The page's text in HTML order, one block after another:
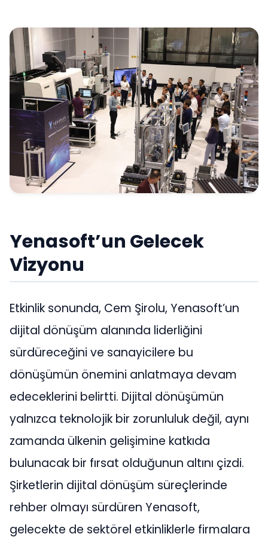
Yenasoft’un Gelecek
Vizyonu
Etkinlik sonunda, Cem Şirolu, Yenasoft’un
dijital dönüşüm alanında liderliğini
sürdüreceğini ve sanayicilere bu
dönüşümün önemini anlatmaya devam
edeceklerini belirtti. Dijital dönüşümün
yalnızca teknolojik bir zorunluluk değil, aynı
zamanda ülkenin gelişimine katkıda
bulunacak bir fırsat olduğunun altını çizdi.
Şirketlerin dijital dönüşüm süreçlerinde
rehber olmayı sürdüren Yenasoft,
gelecekte de sektörel etkinliklerle firmalara